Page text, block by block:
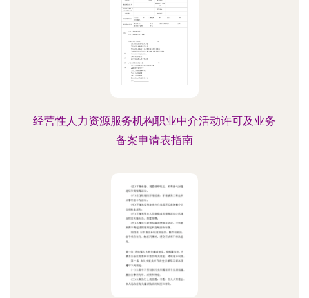
经营性人力资源服务机构职业中介活动许可及业务
备案申请表指南